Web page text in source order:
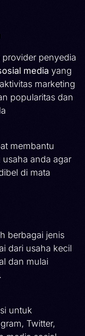
penyedia
media yang
marketing
popularitas dan
membantu
usaha anda agar
di mata
berbagai jenis
dari usaha kecil
dan mulai
untuk
Twitter,